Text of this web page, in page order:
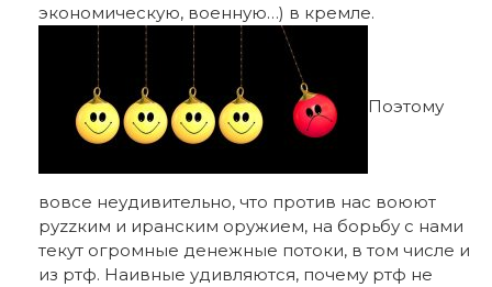
экономическую, военную…) в кремле.
Поэтому
вовсе неудивительно, что против нас воюют
руzzким и иранским оружием, на борьбу с нами
текут огромные денежные потоки, в том числе и
из ртф. Наивные удивляются, почему ртф не